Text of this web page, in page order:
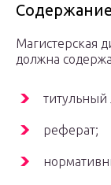
Магистерская
должна
титульный
реферат;